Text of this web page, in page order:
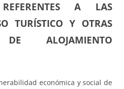
REFERENTES A LAS
TURÍSTICO Y OTRAS
DE ALOJAMIENTO
económica y social de